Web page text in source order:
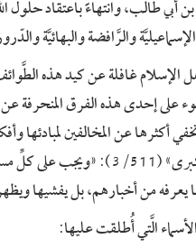
أبي طالب، وانتهاءً باعتقاد حلول
والرَّافضة والبهائيَّة
الإسلام غافلة عن كيد هذه
على إحدى هذه الفرق المنحرفة
أكثرها عن المخالفين
فيها كما في «الفتاوى
يعرفه من أخبارهم، بل يفشيها
الَّتي أُطلقت عليها: